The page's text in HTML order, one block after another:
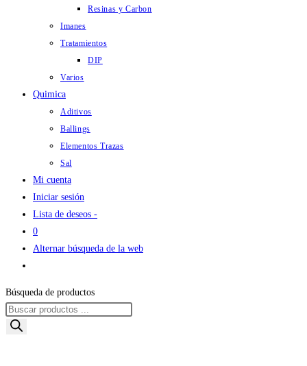
Resinas y Carbon
Imanes
Tratamientos
DIP
Varios
Quimica
Aditivos
Ballings
Elementos Trazas
Sal
Mi cuenta
Iniciar sesión
Lista de deseos -
0
Alternar búsqueda de la web
Búsqueda de productos